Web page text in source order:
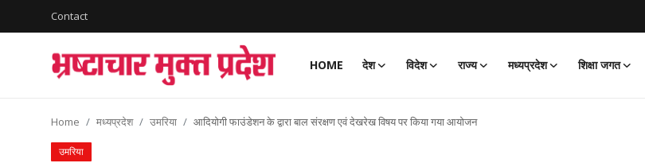
Contact
HOME देश विदेश राज्य मध्यप्रदेश शिक्षा जगत
Register
Home मध्यप्रदेश उमरिया आदियोगी फाउंडेशन के द्वारा बाल संरक्षण एवं देखरेख विषय पर किया गया आयोजन
उमरिया